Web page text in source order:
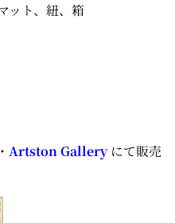
ット、紐、箱
Artston Gallery にて販売